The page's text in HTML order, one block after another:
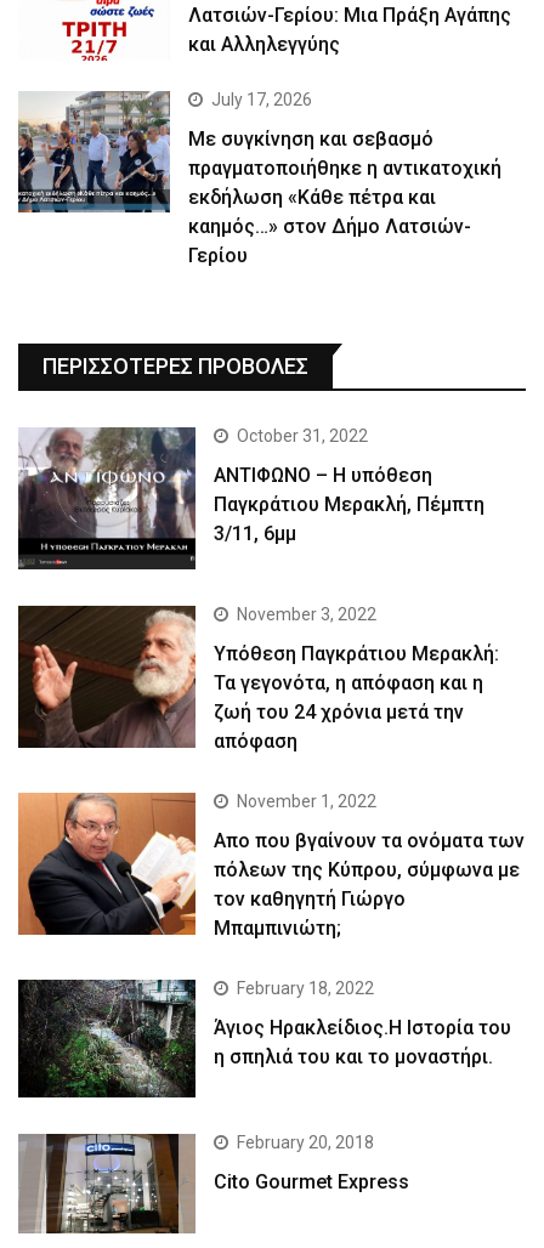
Λατσιών-Γερίου: Μια Πράξη Αγάπης
και Αλληλεγγύης
July 17, 2026
Με συγκίνηση και σεβασμό
πραγματοποιήθηκε η αντικατοχική
εκδήλωση «Κάθε πέτρα και
καημός…» στον Δήμο Λατσιών-
Γερίου
ΠΕΡΙΣΣΟΤΕΡΕΣ ΠΡΟΒΟΛΕΣ
October 31, 2022
ΑΝΤΙΦΩΝΟ – Η υπόθεση
Παγκράτιου Μερακλή, Πέμπτη
3/11, 6μμ
November 3, 2022
Yπόθεση Παγκράτιου Μερακλή:
Τα γεγονότα, η απόφαση και η
ζωή του 24 χρόνια μετά την
απόφαση
November 1, 2022
Απο που βγαίνουν τα ονόματα των
πόλεων της Κύπρου, σύμφωνα με
τον καθηγητή Γιώργο
Μπαμπινιώτη;
February 18, 2022
Άγιος Ηρακλείδιος.Η Ιστορία του
η σπηλιά του και το μοναστήρι.
February 20, 2018
Cito Gourmet Express